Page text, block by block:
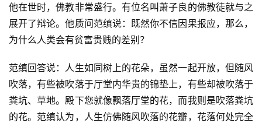
他在世时，佛教非常盛行。有位名叫萧子良的佛教徒就与之
展开了辩论。他质问范缜说：既然你不信因果报应，那么，
为什么人类会有贫富贵贱的差别？
范缜回答说：人生如同树上的花朵，虽然一起开放，但随风
吹落，有些被吹落于厅堂内华贵的锦垫上，有些却被吹落于
粪坑、草地。殿下您就像飘落厅堂的花，而我则是吹落粪坑
的花。范缜认为，人生仿佛随风吹落的花瓣，花落何处完全